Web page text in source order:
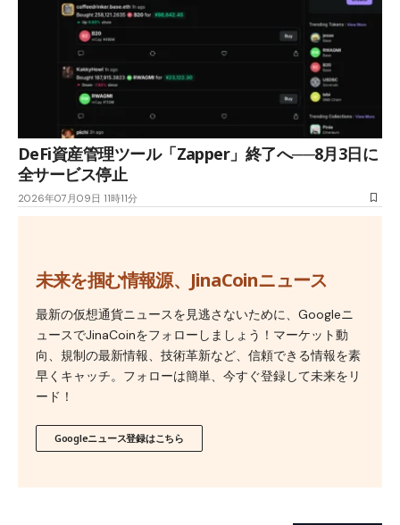
DeFi資産管理ツール「Zapper」終了へ──8月3日に
全サービス停止
2026年07月09日 11時11分
未来を掴む情報源、JinaCoinニュース
最新の仮想通貨ニュースを見逃さないために、Googleニ
ュースでJinaCoinをフォローしましょう！マーケット動
向、規制の最新情報、技術革新など、信頼できる情報を素
早くキャッチ。フォローは簡単、今すぐ登録して未来をリ
ード！
Googleニュース登録はこちら